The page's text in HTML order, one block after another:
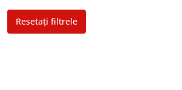
Resetați filtrele